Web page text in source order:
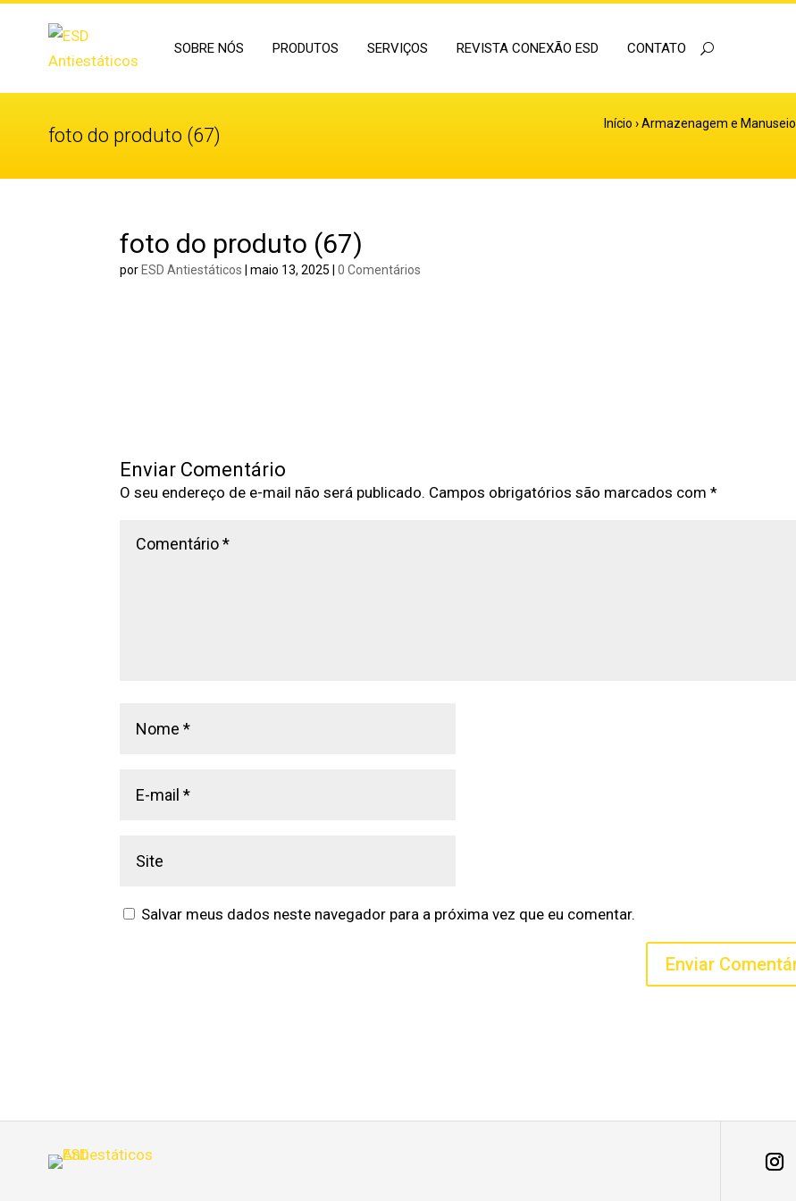
SOBRE NÓS PRODUTOS SERVIÇOS REVISTA CONEXÃO ESD CONTATO
foto do produto (67)
Início ›Armazenagem e Manuseio
foto do produto (67)
por ESD Antiestáticos |maio 13, 2025 |0 Comentários
Enviar Comentário
O seu endereço de e-mail não será publicado. Campos obrigatórios são marcados com*
Salvar meus dados neste navegador para a próxima vez que eu comentar.